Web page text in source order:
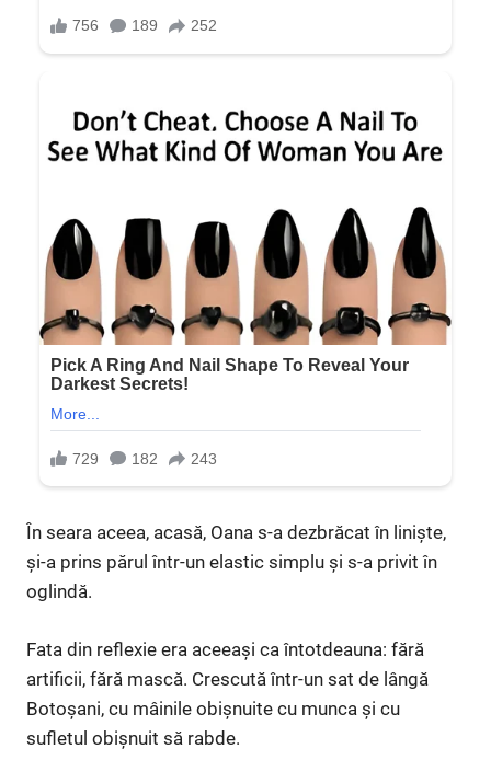
În seara aceea, acasă, Oana s-a dezbrăcat în liniște,
și-a prins părul într-un elastic simplu și s-a privit în
oglindă.
Fata din reflexie era aceeași ca întotdeauna: fără
artificii, fără mască. Crescută într-un sat de lângă
Botoșani, cu mâinile obișnuite cu munca și cu
sufletul obișnuit să rabde.